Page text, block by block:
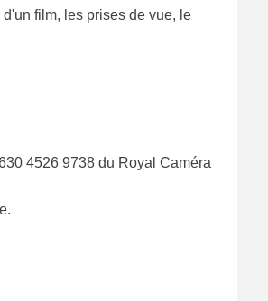
film, les prises de vue, le
4526 9738 du Royal Caméra